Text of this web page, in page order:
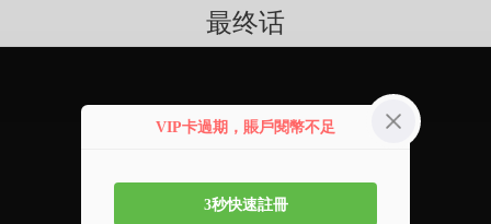
最终话
VIP卡過期，賬戶閱幣不足
3秒快速註冊